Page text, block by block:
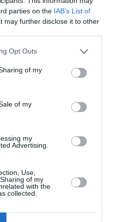
parties on the IAB’s List of
may further disclose it to other
Opt Outs
of my
of my
my
Advertising.
Use,
of my
with the
collected.
Άρθρα
Cinema – Αύγουστος
2026